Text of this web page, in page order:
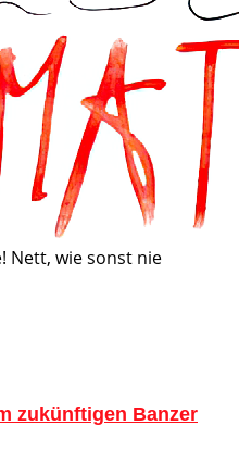
Nett, wie sonst nie
zukünftigen Banzer